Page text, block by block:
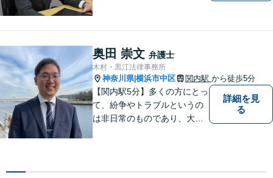
ート！メーカー・建築・教育
など幅広い業種への対応実績
あり！
奥田 崇文 弁護士
木村・黒江法律事務所
神奈川県|横浜市中区 関内駅 から徒歩5分
【関内駅5分】多くの方にとっ
て、紛争やトラブルというの
は非日常のものであり、大き
私はご依頼者様ごとに最良の
詳細を見
る